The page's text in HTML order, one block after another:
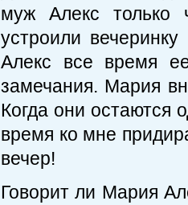
муж Алекс только
устроили
Алекс все время ее
замечания. Мария
Когда они остаются
время ко мне
вечер!
Говорит ли Мария